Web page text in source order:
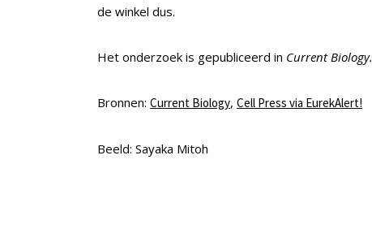
de winkel dus.
Het onderzoek is gepubliceerd in Current Biology.
Bronnen: Current Biology, Cell Press via EurekAlert!
Beeld: Sayaka Mitoh